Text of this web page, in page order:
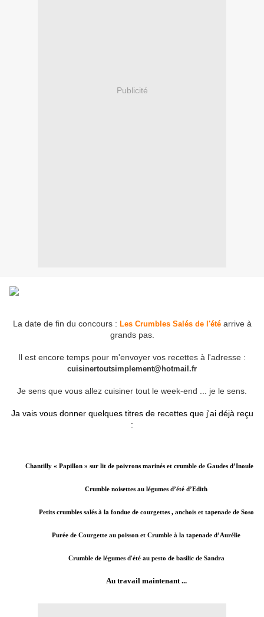
Publicité
La date de fin du concours : Les Crumbles Salés de l'étéarrive à
grands pas.
Il est encore temps pour m'envoyer vos recettes à l'adresse :
cuisinertoutsimplement@hotmail.fr
Je sens que vous allez cuisiner tout le week-end ... je le sens.
Ja vais vous donner quelques titres de recettes que j'ai déjà reçu
:
Chantilly « Papillon » sur lit de poivrons marinés et crumble de Gaudes d’Inoule
Crumble noisettes au légumes d’été d’Edith
Petits crumbles salés à la fondue de courgettes , anchois et tapenade de Soso
Purée de Courgette au poisson et Crumble à la tapenade d’Aurélie
Crumble de légumes d'été au pesto de basilic de Sandra
Au travail maintenant ...